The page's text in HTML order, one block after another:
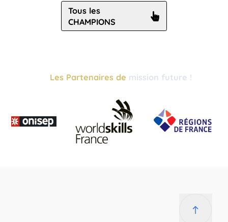
Tous les
CHAMPIONS
Les Partenaires de mission future !